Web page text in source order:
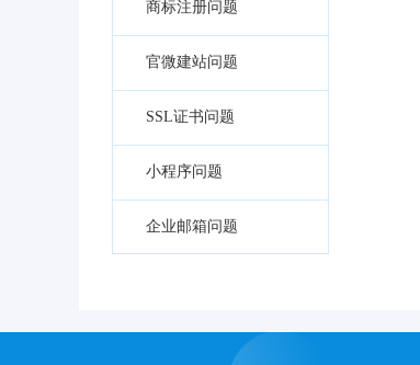
商标注册问题
官微建站问题
SSL证书问题
小程序问题
企业邮箱问题